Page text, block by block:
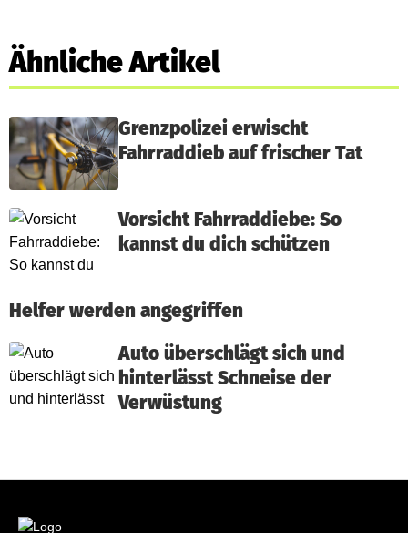
Ähnliche Artikel
Grenzpolizei erwischt
Fahrraddieb auf frischer Tat
Vorsicht Fahrraddiebe: So
kannst du dich schützen
Helfer werden angegriffen
Auto überschlägt sich und
hinterlässt Schneise der
Verwüstung